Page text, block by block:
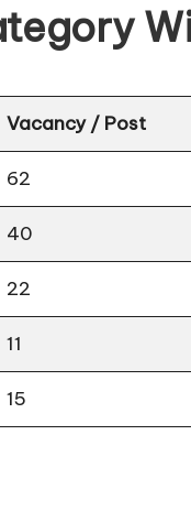
Vacancy / Post
62
40
22
11
15